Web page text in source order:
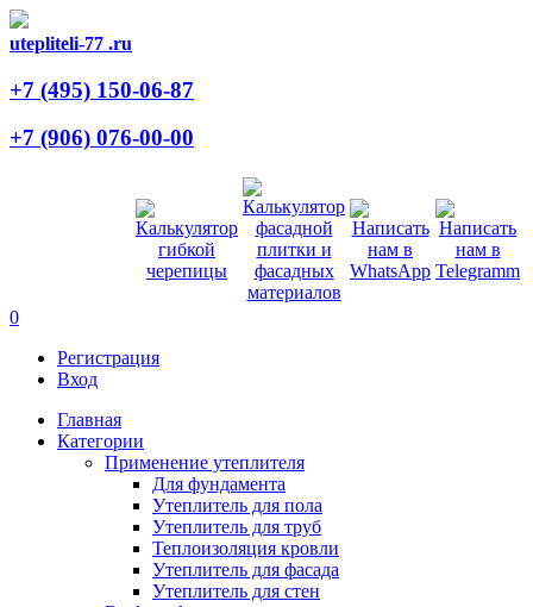
utepliteli-77 .ru
+7 (495) 150-06-87
+7 (906) 076-00-00
0
Регистрация
Вход
Главная
Категории
Применение утеплителя
Для фундамента
Утеплитель для пола
Утеплитель для труб
Теплоизоляция кровли
Утеплитель для фасада
Утеплитель для стен